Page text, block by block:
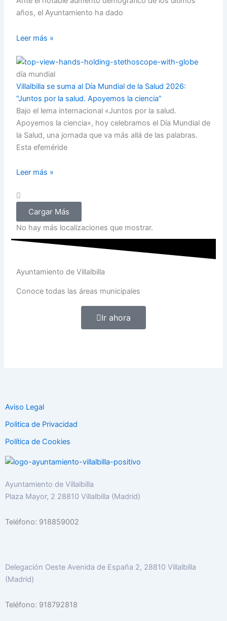
años, el Ayuntamiento ha dado
Leer más »
día mundial
Villalbilla se suma al Día Mundial de la Salud 2026:
“Juntos por la salud. Apoyemos la ciencia”
Bajo el lema internacional «Juntos por la salud.
Apoyemos la ciencia», hoy celebramos el Día Mundial de
la Salud, una jornada que va más allá de las palabras.
Esta efeméride
Leer más »
Cargar Más
No hay más localizaciones que mostrar.
Ayuntamiento de Villalbilla
Conoce todas las áreas municipales
Ir ahora
Aviso Legal
Politica de Privacidad
Política de Cookies
Ayuntamiento de Villalbilla
Plaza Mayor, 2 28810 Villalbilla (Madrid)
Teléfono: 918859002
Delegación Oeste Avenida de España 2, 28810 Villalbilla
(Madrid)
Teléfono: 918792818